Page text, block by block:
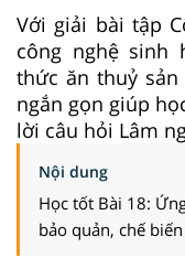
Với giải bài tập
công nghệ sinh
thức ăn thuỷ
ngắn gọn giúp
lời câu hỏi Lâm
Nội dung
Học tốt Bài 18:
bảo quản, chế